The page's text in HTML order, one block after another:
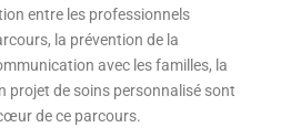
entre les professionnels
la prévention de la
avec les familles, la
projet de soins personnalisé sont
de ce parcours.